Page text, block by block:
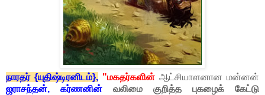
நாரதர் {யுதிஷ்டிரனிடம்}, "மகதர்களின் ஆட்சியாளனான மன்னன்
ஜராசந்தன்,
கர்ணனின்
வலிமை குறித்த புகழைக் கேட்டு